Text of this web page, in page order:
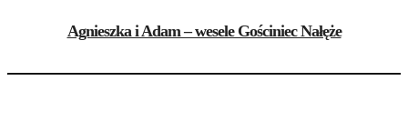
Agnieszka i Adam – wesele Gościniec Nałęże